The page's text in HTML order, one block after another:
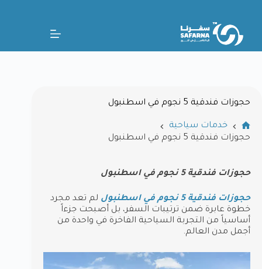
حجوزات فندقية 5 نجوم في اسطنبول
خدمات سياحية
حجوزات فندقية 5 نجوم في اسطنبول
حجوزات فندقية 5 نجوم في اسطنبول
حجوزات فندقية 5 نجوم في اسطنبول
لم تعد مجرد
خطوة عابرة ضمن ترتيبات السفر، بل أصبحت جزءاً
أساسياً من التجربة السياحية الفاخرة في واحدة من
أجمل مدن العالم.